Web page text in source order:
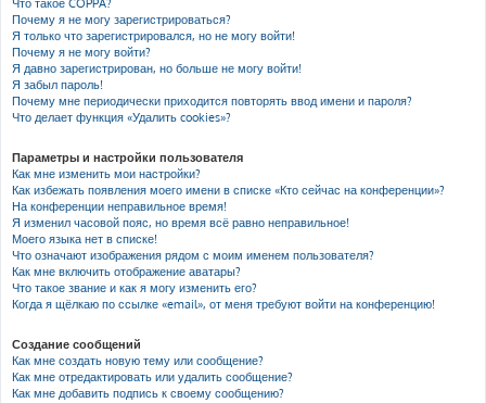
Что такое COPPA?
Почему я не могу зарегистрироваться?
Я только что зарегистрировался, но не могу войти!
Почему я не могу войти?
Я давно зарегистрирован, но больше не могу войти!
Я забыл пароль!
Почему мне периодически приходится повторять ввод имени и пароля?
Что делает функция «Удалить cookies»?
Параметры и настройки пользователя
Как мне изменить мои настройки?
Как избежать появления моего имени в списке «Кто сейчас на конференции»?
На конференции неправильное время!
Я изменил часовой пояс, но время всё равно неправильное!
Моего языка нет в списке!
Что означают изображения рядом с моим именем пользователя?
Как мне включить отображение аватары?
Что такое звание и как я могу изменить его?
Когда я щёлкаю по ссылке «email», от меня требуют войти на конференцию!
Создание сообщений
Как мне создать новую тему или сообщение?
Как мне отредактировать или удалить сообщение?
Как мне добавить подпись к своему сообщению?